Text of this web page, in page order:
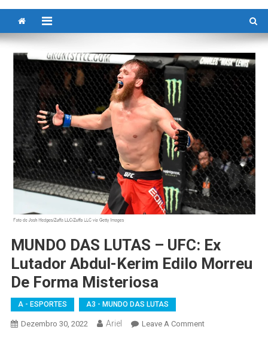
MUNDO DAS LUTAS – UFC: Ex
Lutador Abdul-Kerim Edilo Morreu
De Forma Misteriosa
A - ESPORTES A3 - MUNDO DAS LUTAS
Dezembro 30, 2022 Ariel Leave A CommentOn